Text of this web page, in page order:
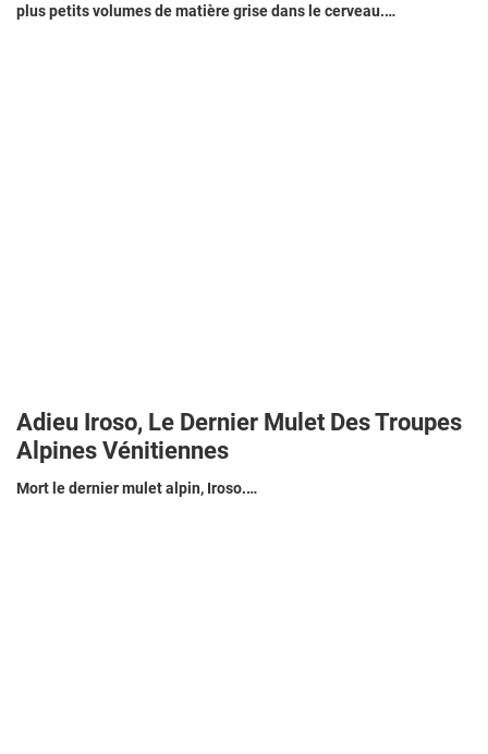
plus petits volumes de matière grise dans le cerveau.…
Adieu Iroso, Le Dernier Mulet Des Troupes
Alpines Vénitiennes
Mort le dernier mulet alpin, Iroso.…